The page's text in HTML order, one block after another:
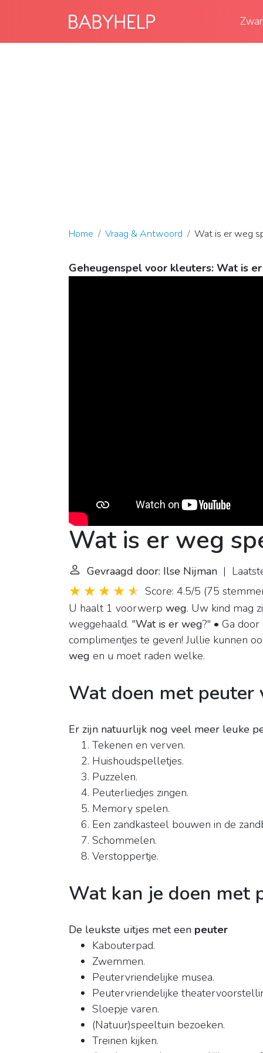
Home Vraag & Antwoord Wat is er weg
Geheugenspel voor kleuters: Wat is
Wat is er weg
Gevraagd door: Ilse Nijman |
Score: 4.5/5 (75
U haalt 1 voorwerp weg. Uw kind mag
weggehaald. "Wat is er weg?" • Ga
complimentjes te geven! Jullie kunnen
weg en u moet raden welke.
Wat doen met peuter
Er zijn natuurlijk nog veel meer leuke
Tekenen en verven.
Huishoudspelletjes.
Puzzelen.
Peuterliedjes zingen.
Memory spelen.
Een zandkasteel bouwen in de
Schommelen.
Verstoppertje.
Wat kan je doen met
De leukste uitjes met een peuter
Kabouterpad.
Zwemmen.
Peutervriendelijke musea.
Peutervriendelijke
Sloepje varen.
(Natuur)speeltuin bezoeken.
Treinen kijken.